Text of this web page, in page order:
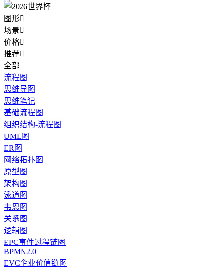
图形
场景
价格
推荐
全部
流程图
思维导图
思维笔记
基础流程图
组织结构-流程图
UML图
ER图
网络拓扑图
原型图
架构图
泳道图
韦恩图
关系图
逻辑图
EPC事件过程链图
BPMN2.0
EVC企业价值链图